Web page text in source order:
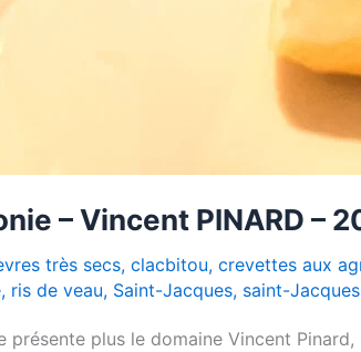
– Vincent PINARD –
très secs, clacbitou, crevettes aux
, ris de veau, Saint-Jacques, saint-
plus le domaine Vincent